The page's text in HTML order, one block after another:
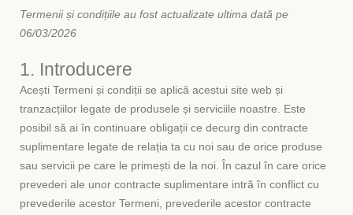
Termenii și condițiile au fost actualizate ultima dată pe
06/03/2026
1. Introducere
Acești Termeni și condiții se aplică acestui site web și
tranzacțiilor legate de produsele și serviciile noastre. Este
posibil să ai în continuare obligații ce decurg din contracte
suplimentare legate de relația ta cu noi sau de orice produse
sau servicii pe care le primești de la noi. În cazul în care orice
prevederi ale unor contracte suplimentare intră în conflict cu
prevederile acestor Termeni, prevederile acestor contracte